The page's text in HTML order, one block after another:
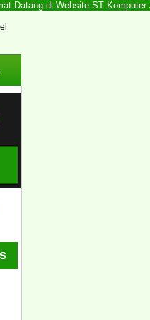
Datang di Website ST Komputer